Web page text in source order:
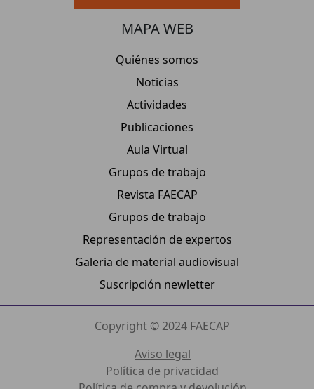
MAPA WEB
Quiénes somos
Noticias
Actividades
Publicaciones
Aula Virtual
Grupos de trabajo
Revista FAECAP
Grupos de trabajo
Representación de expertos
Galeria de material audiovisual
Suscripción newletter
Copyright © 2024 FAECAP
Aviso legal
Política de privacidad